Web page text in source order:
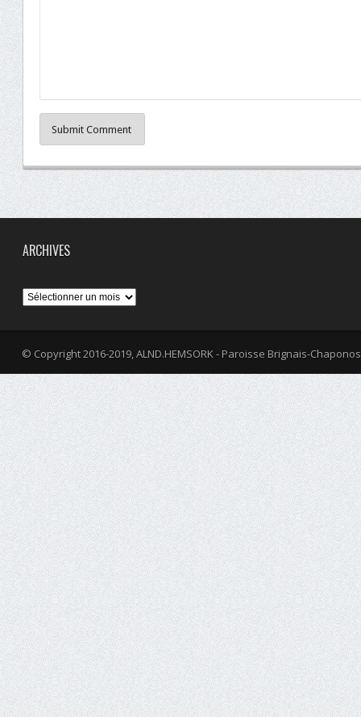
Submit Comment
ARCHIVES
Archives
© Copyright 2016-2019, ALND.HEMSORK - Paroisse Brignais-